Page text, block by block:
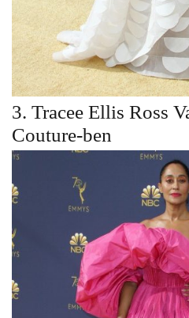
3. Tracee Ellis Ross
Couture-ben